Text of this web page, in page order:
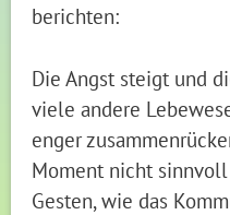
berichten:
Die Angst steigt und
viele andere
enger
Moment nicht
Gesten, wie das